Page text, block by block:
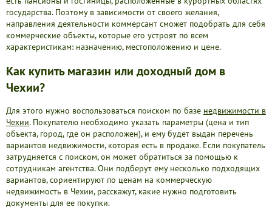
государства. Поэтому в зависимости от своего желания,
направления деятельности коммерсант сможет подобрать для себя
коммерческие объекты, которые его устроят по всем
характеристикам: назначению, местоположению и цене.
Как купить магазин или доходный дом в
Чехии?
Для этого нужно воспользоваться поиском по базе недвижимости в
Чехии. Покупателю необходимо указать параметры (цена и тип
объекта, город, где он расположен), и ему будет выдан перечень
вариантов недвижимости, которая есть в продаже. Если покупатель
затрудняется с поиском, он может обратиться за помощью к
сотрудникам агентства. Они подберут ему несколько подходящих
вариантов, сориентируют по ценам на коммерческую
недвижимость в Чехии, расскажут, какие нужно подготовить
документы для ее покупки.